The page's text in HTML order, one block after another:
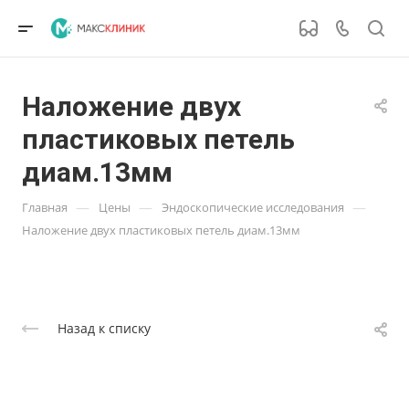
Наложение двух
пластиковых петель
диам.13мм
Главная — Цены — Эндоскопические исследования —
Наложение двух пластиковых петель диам.13мм
Назад к списку